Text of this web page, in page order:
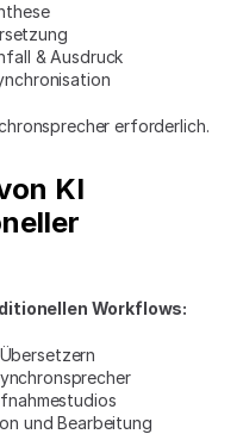
& Ausdruck
erforderlich.
KI
Workflows:
und Bearbeitung